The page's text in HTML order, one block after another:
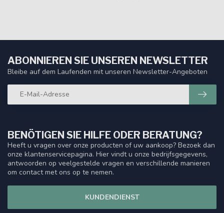
BENÖTIGEN SIE HILFE ODER BERATUNG?
Heeft u vragen over onze producten of uw aankoop? Bezoek dan
onze klantenservicepagina. Hier vindt u onze bedrijfsgegevens,
antwoorden op veelgestelde vragen en verschillende manieren
om contact met ons op te nemen.
KUNDENDIENST
ABONNIEREN SIE UNSEREN NEWSLETTER
Bleibe auf dem Laufenden mit unseren Newsletter-Angeboten